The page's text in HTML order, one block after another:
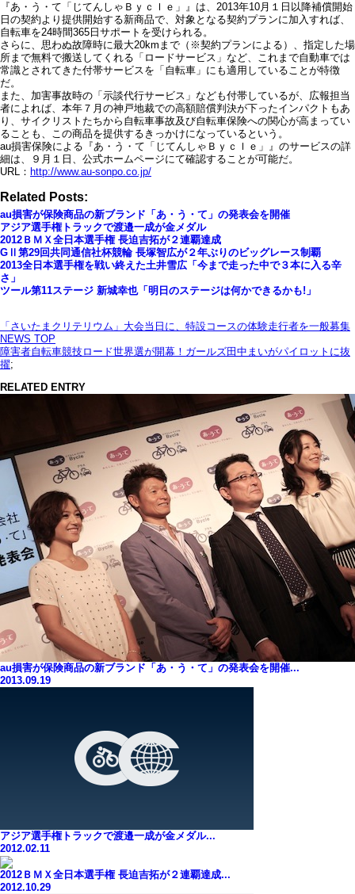
『あ・う・て「じてんしゃＢｙｃｌｅ」』は、2013年10月１日以降補償開始
日の契約より提供開始する新商品で、対象となる契約プランに加入すれば、
自転車を24時間365日サポートを受けられる。
さらに、思わぬ故障時に最大20kmまで（※契約プランによる）、指定した場
所まで無料で搬送してくれる「ロードサービス」など、これまで自動車では
常識とされてきた付帯サービスを「自転車」にも適用していることが特徴
だ。
また、加害事故時の「示談代行サービス」なども付帯しているが、広報担当
者によれば、本年７月の神戸地裁での高額賠償判決が下ったインパクトもあ
り、サイクリストたちから自転車事故及び自転車保険への関心が高まってい
ることも、この商品を提供するきっかけになっているという。
au損害保険による『あ・う・て「じてんしゃＢｙｃｌｅ」』のサービスの詳
細は、９月１日、公式ホームページにて確認することが可能だ。
URL： http://www.au-sonpo.co.jp/
Related Posts:
au損害が保険商品の新ブランド「あ・う・て」の発表会を開催
アジア選手権トラックで渡邉一成が金メダル
2012ＢＭＸ全日本選手権 長迫吉拓が２連覇達成
GⅡ第29回共同通信社杯競輪 長塚智広が２年ぶりのビッグレース制覇
2013全日本選手権を戦い終えた土井雪広「今まで走った中で３本に入る辛
さ」
ツール第11ステージ 新城幸也「明日のステージは何かできるかも!」
「さいたまクリテリウム」大会当日に、特設コースの体験走行者を一般募集
NEWS TOP
障害者自転車競技ロード世界選が開幕！ガールズ田中まいがパイロットに抜
擢;
RELATED ENTRY
au損害が保険商品の新ブランド「あ・う・て」の発表会を開催...
2013.09.19
アジア選手権トラックで渡邉一成が金メダル...
2012.02.11
2012ＢＭＸ全日本選手権 長迫吉拓が２連覇達成...
2012.10.29